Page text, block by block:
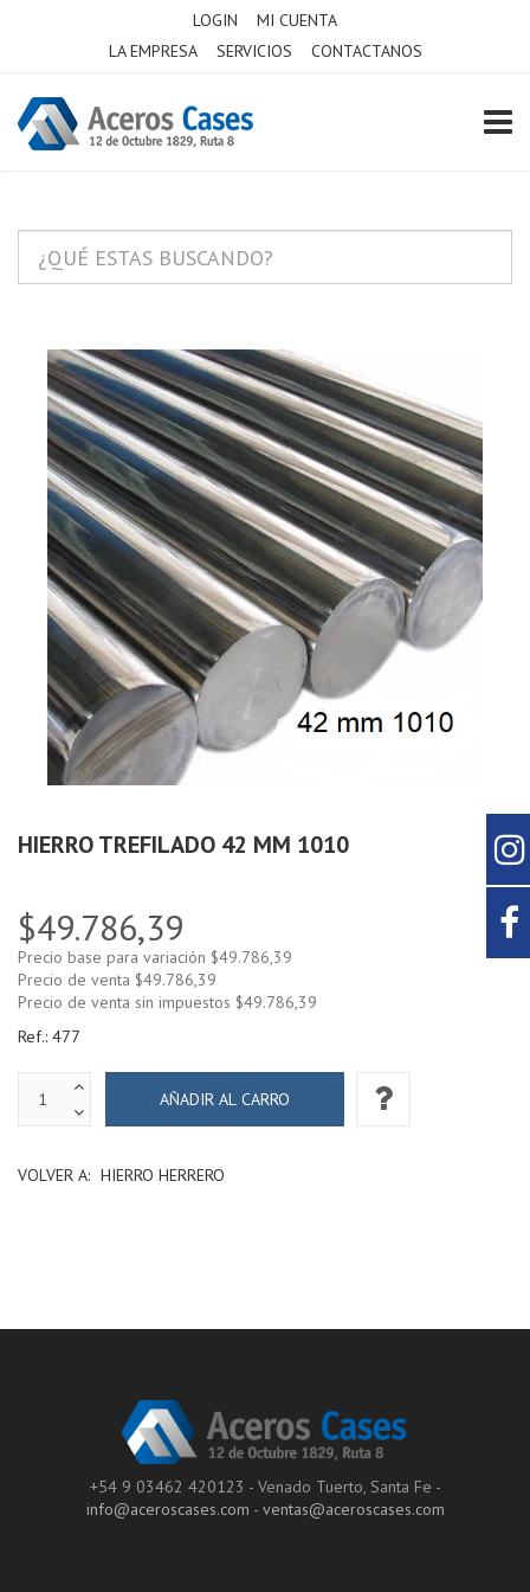
LOGIN
MI CUENTA
LA EMPRESA
SERVICIOS CONTACTANOS
HIERRO TREFILADO 42 MM 1010
$49.786,39
Precio base para variación $49.786,39
Precio de venta $49.786,39
Precio de venta sin impuestos $49.786,39
Ref.: 477
VOLVER A: HIERRO HERRERO
+54 9 03462 420123 - Venado Tuerto, Santa Fe -
info@aceroscases.com - ventas@aceroscases.com